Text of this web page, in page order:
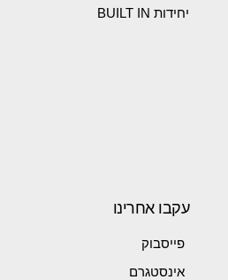
יחידות BUILT IN
עקבו אחרינו
פייסבוק
אינסטגרם